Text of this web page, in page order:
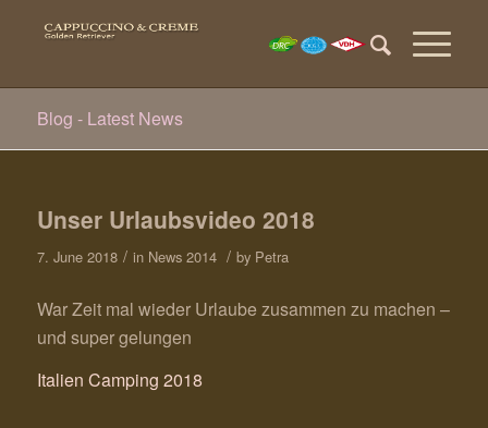
Blog - Latest News
Unser Urlaubsvideo 2018
7. June 2018 / in News 2014 / by Petra
War Zeit mal wieder Urlaube zusammen zu machen –
und super gelungen
Italien Camping 2018